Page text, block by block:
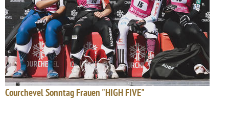
Courchevel Sonntag Frauen "HIGH FIVE"